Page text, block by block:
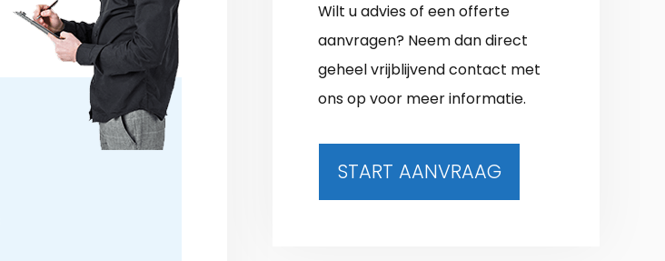
Wilt u advies of een offerte
aanvragen? Neem dan direct
geheel vrijblijvend contact met
ons op voor meer informatie.
START AANVRAAG